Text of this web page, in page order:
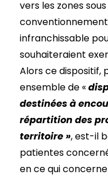
vers les zones
infranchissable
souhaiteraient
Alors ce dispositif,
ensemble de «
destinées à
répartition des
territoire », est-il
patientes
en ce qui